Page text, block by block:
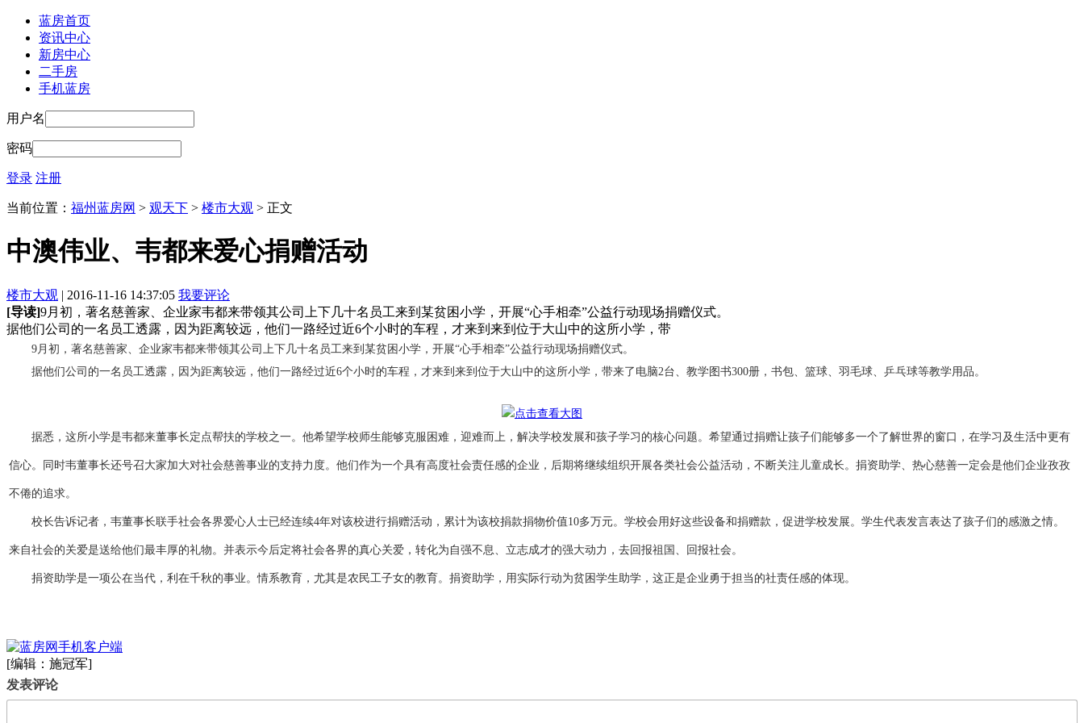
蓝房首页
资讯中心
新房中心
二手房
手机蓝房
用户名
密码
登录 注册
当前位置： 福州蓝房网 > 观天下 > 楼市大观 > 正文
中澳伟业、韦都来爱心捐赠活动
楼市大观 | 2016-11-16 14:37:05 我要评论
[导读]9月初，著名慈善家、企业家韦都来带领其公司上下几十名员工来到某贫困小学，开展“心手相牵”公益行动现场捐赠仪式。
据他们公司的一名员工透露，因为距离较远，他们一路经过近6个小时的车程，才来到来到位于大山中的这所小学，带
9月初，著名慈善家、企业家韦都来带领其公司上下几十名员工来到某贫困小学，开展“心手相牵”公益行动现场捐赠仪式。
据他们公司的一名员工透露，因为距离较远，他们一路经过近6个小时的车程，才来到来到位于大山中的这所小学，带来了电脑2台、教学图书300册，书包、篮球、羽毛球、乒乓球等教学用品。
据悉，这所小学是韦都来董事长定点帮扶的学校之一。他希望学校师生能够克服困难，迎难而上，解决学校发展和孩子学习的核心问题。希望通过捐赠让孩子们能够多一个了解世界的窗口，在学习及生活中更有
信心。同时韦董事长还号召大家加大对社会慈善事业的支持力度。他们作为一个具有高度社会责任感的企业，后期将继续组织开展各类社会公益活动，不断关注儿童成长。捐资助学、热心慈善一定会是他们企业孜孜
不倦的追求。
校长告诉记者，韦董事长联手社会各界爱心人士已经连续4年对该校进行捐赠活动，累计为该校捐款捐物价值10多万元。学校会用好这些设备和捐赠款，促进学校发展。学生代表发言表达了孩子们的感激之情。
来自社会的关爱是送给他们最丰厚的礼物。并表示今后定将社会各界的真心关爱，转化为自强不息、立志成才的强大动力，去回报祖国、回报社会。
捐资助学是一项公在当代，利在千秋的事业。情系教育，尤其是农民工子女的教育。捐资助学，用实际行动为贫困学生助学，这正是企业勇于担当的社责任感的体现。
[编辑：施冠军]
发表评论